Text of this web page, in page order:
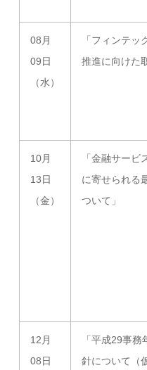
08月
09日
（水）
「フィンテッ
推進に向けた
10月
13日
（金）
「金融サービ
に寄せられる
ついて」
12月
08日
「平成29事
針について（